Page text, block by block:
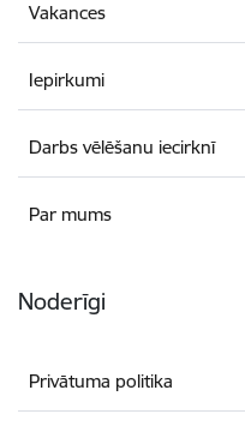
Vakances
Iepirkumi
Darbs vēlēšanu iecirknī
Par mums
Noderīgi
Privātuma politika